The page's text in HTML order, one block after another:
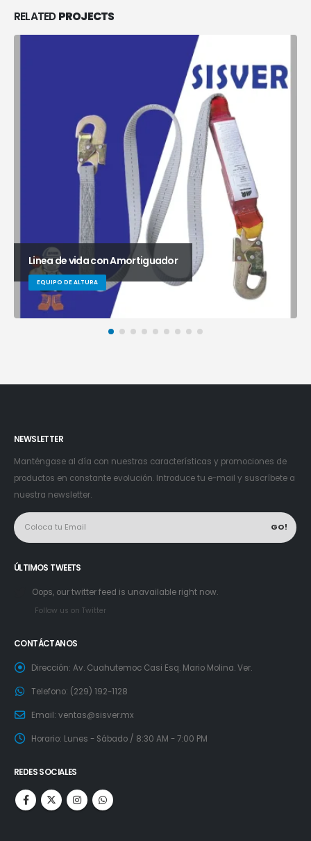
RELATEDPROJECTS
Linea de vida con Amortiguador
EQUIPO DE ALTURA
NEWSLETTER
Manténgase al día con nuestras características y promociones de
productos en constante evolución. Introduce tu e-mail y suscríbete a
nuestra newsletter.
ÚLTIMOS TWEETS
Oops, our twitter feed is unavailable right now.
Follow us on Twitter
CONTÁCTANOS
Dirección: Av. Cuahutemoc Casi Esq. Mario Molina. Ver.
Telefono: (229) 192-1128
Email: ventas@sisver.mx
Horario: Lunes - Sábado / 8:30 AM - 7:00 PM
REDES SOCIALES